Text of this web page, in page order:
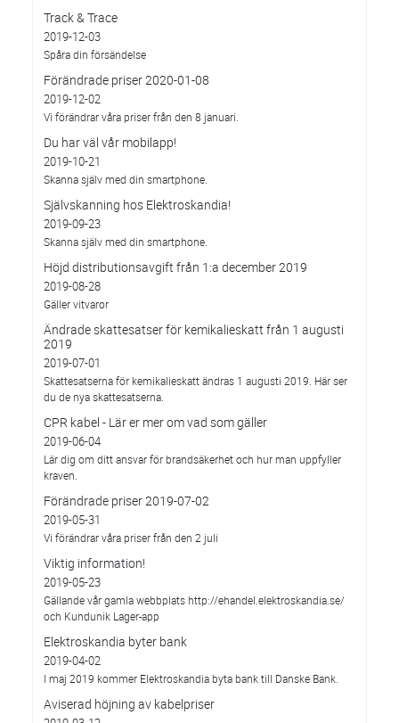
Track & Trace
2019-12-03
Spåra din försändelse
Förändrade priser 2020-01-08
2019-12-02
Vi förändrar våra priser från den 8 januari.
Du har väl vår mobilapp!
2019-10-21
Skanna själv med din smartphone.
Självskanning hos Elektroskandia!
2019-09-23
Skanna själv med din smartphone.
Höjd distributionsavgift från 1:a december 2019
2019-08-28
Gäller vitvaror
Ändrade skattesatser för kemikalieskatt från 1 augusti
2019
2019-07-01
Skattesatserna för kemikalieskatt ändras 1 augusti 2019. Här ser
du de nya skattesatserna.
CPR kabel - Lär er mer om vad som gäller
2019-06-04
Lär dig om ditt ansvar för brandsäkerhet och hur man uppfyller
kraven.
Förändrade priser 2019-07-02
2019-05-31
Vi förändrar våra priser från den 2 juli
Viktig information!
2019-05-23
Gällande vår gamla webbplats http://ehandel.elektroskandia.se/
och Kundunik Lager-app
Elektroskandia byter bank
2019-04-02
I maj 2019 kommer Elektroskandia byta bank till Danske Bank.
Aviserad höjning av kabelpriser